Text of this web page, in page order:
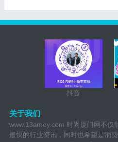
抖音
关于我们
www.13amoy.com 时尚厦门网不仅
最快的行业资讯，同时也希望是消